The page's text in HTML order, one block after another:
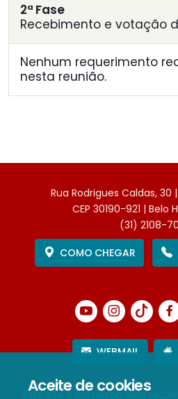
Aceite de cookies
2ª Fase
Recebimento e votação
Nenhum requerimento
nesta reunião.
Rua Rodrigues Caldas,
CEP 30190-921 | Belo
(31) 2108-
COMO CHEGAR
WEBMAIL
Este site é protegido pelo